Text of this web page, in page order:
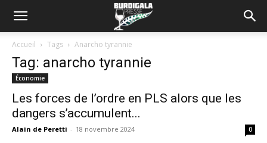
Accueil Tags Anarcho tyrannie
Tag: anarcho tyrannie
Économie
Les forces de l’ordre en PLS alors que les
dangers s’accumulent...
Alain de Peretti - 18 novembre 2024 0